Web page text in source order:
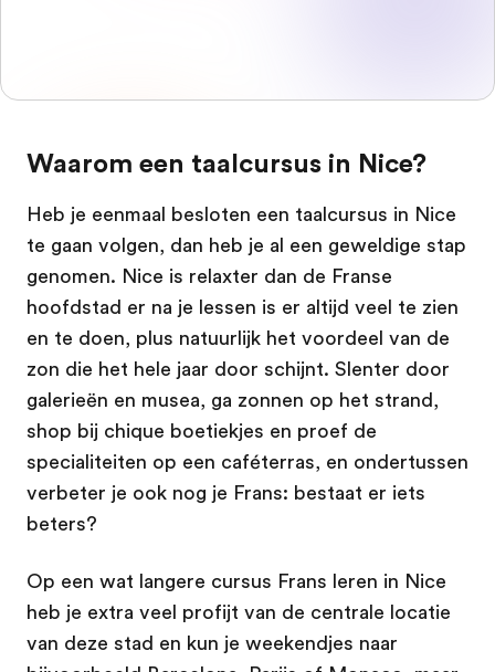
Waarom een taalcursus in Nice?
Heb je eenmaal besloten een taalcursus in Nice
te gaan volgen, dan heb je al een geweldige stap
genomen. Nice is relaxter dan de Franse
hoofdstad er na je lessen is er altijd veel te zien
en te doen, plus natuurlijk het voordeel van de
zon die het hele jaar door schijnt. Slenter door
galerieën en musea, ga zonnen op het strand,
shop bij chique boetiekjes en proef de
specialiteiten op een caféterras, en ondertussen
verbeter je ook nog je Frans: bestaat er iets
beters?
Op een wat langere cursus Frans leren in Nice
heb je extra veel profijt van de centrale locatie
van deze stad en kun je weekendjes naar